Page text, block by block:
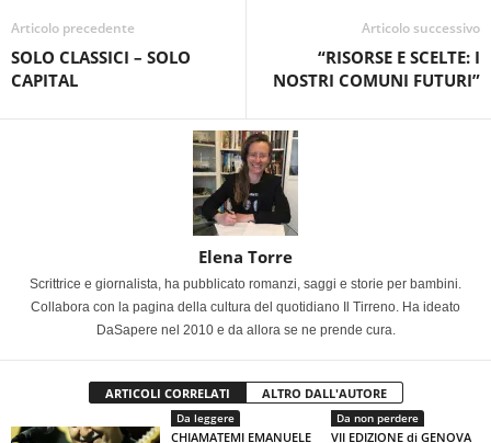
Articolo precedente
SOLO CLASSICI – SOLO
CAPITAL
Articolo successivo
“RISORSE E SCELTE: I
NOSTRI COMUNI FUTURI”
Elena Torre
Scrittrice e giornalista, ha pubblicato romanzi, saggi e storie per bambini.
Collabora con la pagina della cultura del quotidiano Il Tirreno. Ha ideato
DaSapere nel 2010 e da allora se ne prende cura.
ARTICOLI CORRELATI ALTRO DALL'AUTORE
Da leggere
CHIAMATEMI EMANUELE
Da non perdere
VII EDIZIONE di GENOVA